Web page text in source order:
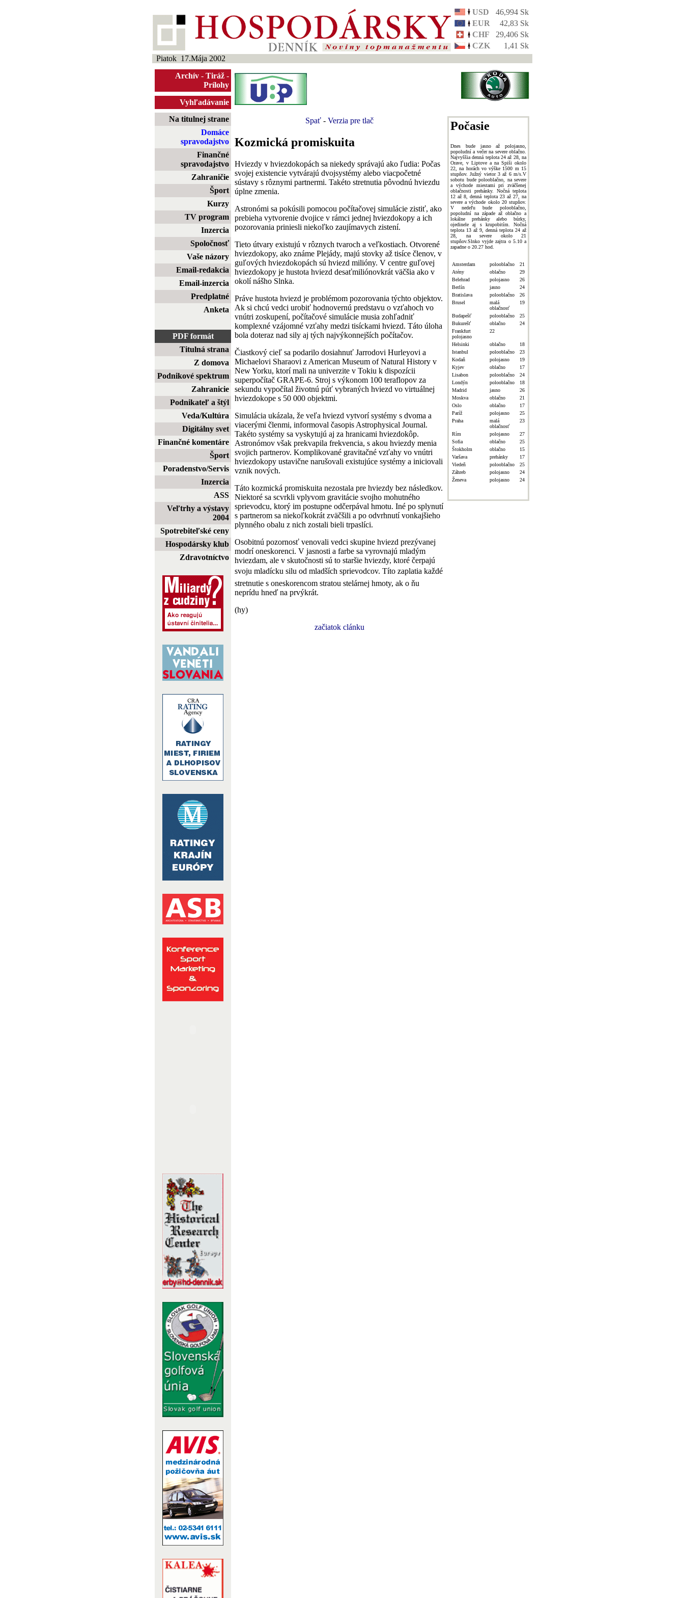
USD
46,994 Sk
EUR
42,83 Sk
CHF
29,406 Sk
CZK
1,41 Sk
Piatok 17.Mája 2002
Archív - Tiráž -
Prílohy
Vyhľadávanie
Na titulnej strane
Domáce
spravodajstvo
Finančné
spravodajstvo
Zahraničie
Šport
Kurzy
TV program
Inzercia
Spoločnosť
Vaše názory
Email-redakcia
Email-inzercia
Predplatné
Anketa
PDF formát
Titulná strana
Z domova
Podnikové spektrum
Zahranicie
Podnikateľ a štýl
Veda/Kultúra
Digitálny svet
Finančné komentáre
Šport
Poradenstvo/Servis
Inzercia
ASS
Veľtrhy a výstavy
2004
Spotrebiteľské ceny
Hospodársky klub
Zdravotníctvo
Spať- Verzia pre tlač
Kozmická promiskuita
Hviezdy v hviezdokopách sa niekedy správajú ako ľudia: Počas
svojej existencie vytvárajú dvojsystémy alebo viacpočetné
sústavy s rôznymi partnermi. Takéto stretnutia pôvodnú hviezdu
úplne zmenia.
Astronómi sa pokúsili pomocou počítačovej simulácie zistiť, ako
prebieha vytvorenie dvojice v rámci jednej hviezdokopy a ich
pozorovania priniesli niekoľko zaujímavych zistení.
Tieto útvary existujú v rôznych tvaroch a veľkostiach. Otvorené
hviezdokopy, ako známe Plejády, majú stovky až tisíce členov, v
guľových hviezdokopách sú hviezd milióny. V centre guľovej
hviezdokopy je hustota hviezd desaťmiliónovkrát väčšia ako v
okolí nášho Slnka.
Práve hustota hviezd je problémom pozorovania týchto objektov.
Ak si chcú vedci urobiť hodnovernú predstavu o vzťahoch vo
vnútri zoskupení, počítačové simulácie musia zohľadniť
komplexné vzájomné vzťahy medzi tisíckami hviezd. Táto úloha
bola doteraz nad sily aj tých najvýkonnejších počítačov.
Čiastkový cieľ sa podarilo dosiahnuť Jarrodovi Hurleyovi a
Michaelovi Sharaovi z American Museum of Natural History v
New Yorku, ktorí mali na univerzite v Tokiu k dispozícii
superpočítač GRAPE-6. Stroj s výkonom 100 teraflopov za
sekundu vypočítal životnú púť vybraných hviezd vo virtuálnej
hviezdokope s 50 000 objektmi.
Simulácia ukázala, že veľa hviezd vytvorí systémy s dvoma a
viacerými členmi, informoval časopis Astrophysical Journal.
Takéto systémy sa vyskytujú aj za hranicami hviezdokôp.
Astronómov však prekvapila frekvencia, s akou hviezdy menia
svojich partnerov. Komplikované gravitačné vzťahy vo vnútri
hviezdokopy ustavične narušovali existujúce systémy a iniciovali
vznik nových.
Táto kozmická promiskuita nezostala pre hviezdy bez následkov.
Niektoré sa scvrkli vplyvom gravitácie svojho mohutného
sprievodcu, ktorý im postupne odčerpával hmotu. Iné po splynutí
s partnerom sa niekoľkokrát zväčšili a po odvrhnutí vonkajšieho
plynného obalu z nich zostali bieli trpaslíci.
Osobitnú pozornosť venovali vedci skupine hviezd prezývanej
modrí oneskorenci. V jasnosti a farbe sa vyrovnajú mladým
hviezdam, ale v skutočnosti sú to staršie hviezdy, ktoré čerpajú
svoju mladícku silu od mladších sprievodcov. Títo zaplatia každé
stretnutie s oneskorencom stratou stelárnej hmoty, ak o ňu
neprídu hneď na prvýkrát.
(hy)
začiatok clánku
Počasie
Dnes bude jasno až polojasno,
popoludní a večer na severe oblačno.
Najvyššia denná teplota 24 až 28, na
Orave, v Liptove a na Spiši okolo
22, na horách vo výške 1500 m 15
stupňov. Južný vietor 3 až 6 m/s.V
sobotu bude polooblačno, na severe
a východe miestami pri zväčšenej
oblačnosti prehánky. Nočná teplota
12 až 8, denná teplota 23 až 27, na
severe a východe okolo 20 stupňov.
V nedeľu bude polooblačno,
popoludní na západe až oblačno a
lokálne prehánky alebo búrky,
ojedinele aj s krupobitím. Nočná
teplota 13 až 9, denná teplota 24 až
28, na severe okolo 21
stupňov.Slnko vyjde zajtra o 5.10 a
zapadne o 20.27 hod.
Amsterdam polooblačno
21
Atény
oblačno
29
Belehrad
polojasno
26
Berlín
jasno
24
Bratislava
polooblačno
26
Brusel
malá
oblačnosť
19
Budapešť polooblačno
25
Bukurešť
oblačno
24
Frankfurt
polojasno
22
Helsinki oblačno
18
Istanbul
polooblačno
23
Kodaň
polojasno
19
Kyjev
oblačno
17
Lisabon
polooblačno
24
Londýn
polooblačno
18
Madrid
jasno
26
Moskva
oblačno
21
Oslo
oblačno
17
Paríž
polojasno
25
Praha
malá
oblačnosť
23
Rím polojasno
27
Sofia
oblačno
25
Štokholm
oblačno
15
Varšava
prehánky
17
Viedeň
polooblačno
25
Záhreb
polojasno
24
Ženeva
polojasno 24